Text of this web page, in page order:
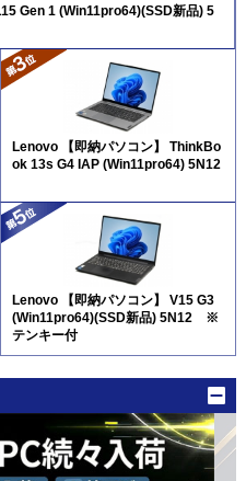
Gen 1 (Win11pro64)(SSD新品) 5
Lenovo 【即納パソコン】 ThinkBo
ok 13s G4 IAP (Win11pro64) 5N12
Lenovo 【即納パソコン】 V15 G3
(Win11pro64)(SSD新品) 5N12 ※
テンキー付